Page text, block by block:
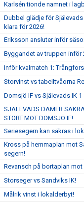
Karlsén tionde namnet i
Dubbel glädje för
klara för 2026!
Eriksson ansluter inför
Byggandet av truppen inför
Inför kvalmatch 1:
Storvinst vs tabelltvåorna
Domsjö IF vs Själevads IK 1
SJÄLEVADS DAMER
STORT MOT DOMSJÖ IF!
Seriesegern kan säkras i
Kross på hemmaplan mot
segern!
Revansch på bortaplan mot
Storseger vs Sandviks IK!
Målrik vinst i lokalderbyt!